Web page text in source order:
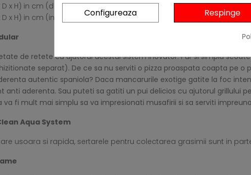
x H) in cm (deschis): 157 x 70 x 150;
x H) in cm (inchis): 135 x 64 x 121;
de retete cu ajutorul acestui sistem inovator. Pur si simplu
separat). De ce sa nu serviti o pizza proaspata coapta pe
autentic spaniola? Daca mancarurile exotige gatite la foc
anti aderenta. Sau puteti sa gatiti un pui delicios cu ajutorul grillului
va fi mult mai simplu sa va impresionati musafirii si sa serviti
Aqua System
usoara si rapida, sertarele pentru colectarea grasimii sunt in
Configureaza Respinge